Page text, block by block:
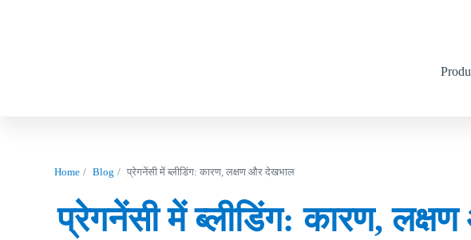
Home Blog प्रेगनेंसी में ब्लीडिंग: कारण, लक्षण और देखभाल
प्रेगनेंसी में ब्लीडिंग: कारण,